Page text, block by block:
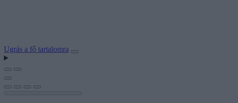
Ugrás a fő tartalomra